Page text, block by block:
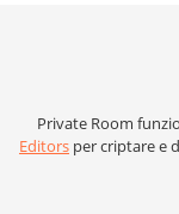
Private Room
Editors per criptare e